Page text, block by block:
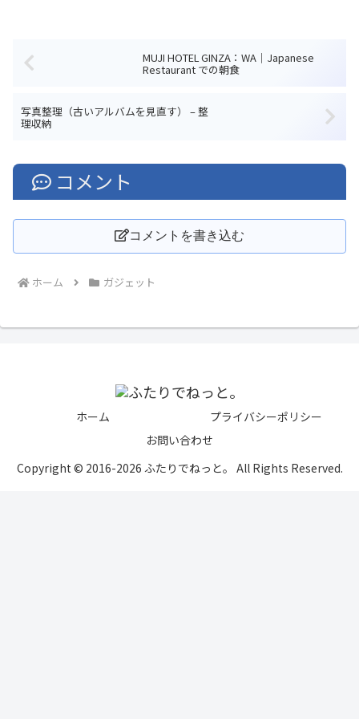
MUJI HOTEL GINZA：WA｜Japanese
Restaurant での朝食
写真整理（古いアルバムを見直す） – 整
理収納
コメント
コメントを書き込む
ホーム ガジェット
ホーム
プライバシーポリシー
お問い合わせ
Copyright © 2016-2026 ふたりでねっと。 All Rights Reserved.